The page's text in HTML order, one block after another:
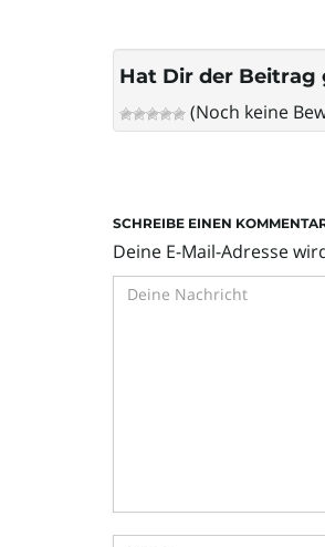
Hat Dir der Beitrag
(Noch keine
SCHREIBE EINEN
Deine E-Mail-Adresse